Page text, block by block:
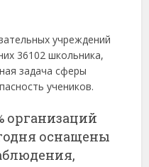
учреждений
36102 школьника,
задача сферы
учеников.
организаций
оснащены